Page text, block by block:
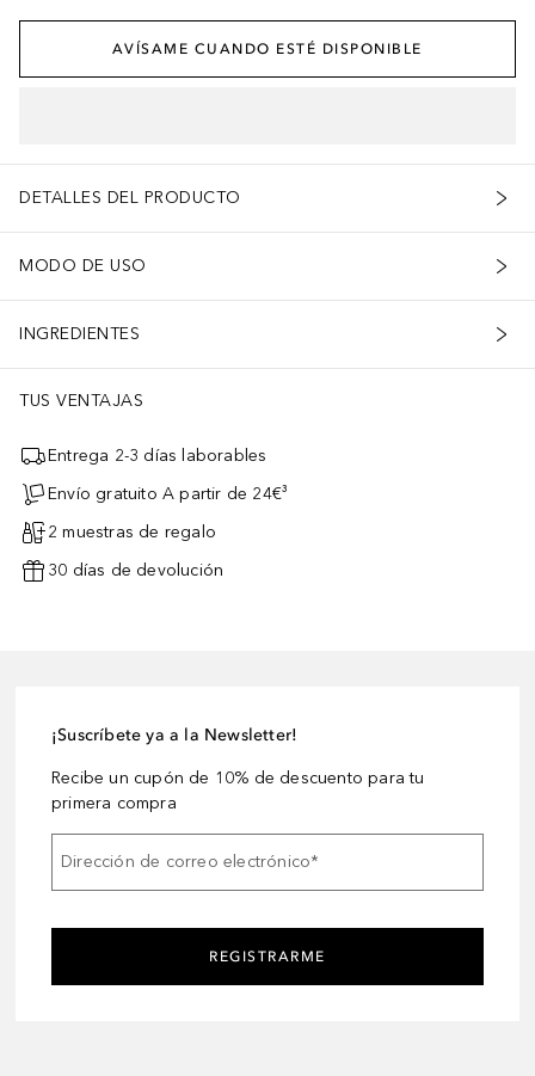
AVÍSAME CUANDO ESTÉ DISPONIBLE
DETALLES DEL PRODUCTO
MODO DE USO
INGREDIENTES
TUS VENTAJAS
Entrega 2-3 días laborables
Envío gratuito A partir de 24€³
2 muestras de regalo
30 días de devolución
¡Suscríbete ya a la Newsletter!
Recibe un cupón de 10% de descuento para tu
primera compra
Dirección de correo electrónico*
REGISTRARME